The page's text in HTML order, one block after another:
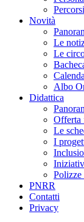
Novità
Le
Le
Albo
Didattica
Offerta
Le
I
Polizze
PNRR
Contatti
Privacy